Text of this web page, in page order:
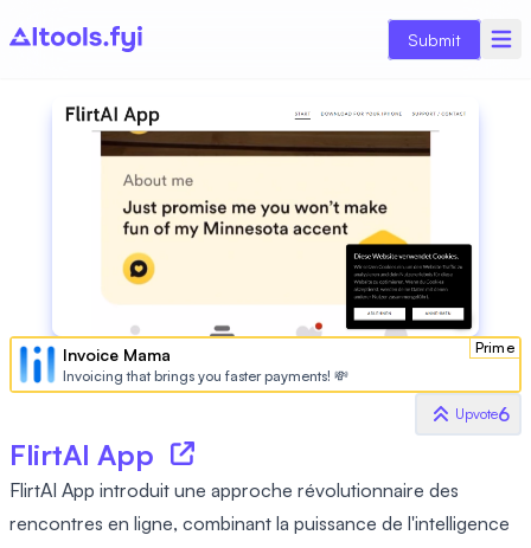
Submit
Prime
Invoice Mama
Invoicing that brings you faster payments! 💸
Upvote6
FlirtAI App
FlirtAI App introduit une approche révolutionnaire des
rencontres en ligne, combinant la puissance de l'intelligence